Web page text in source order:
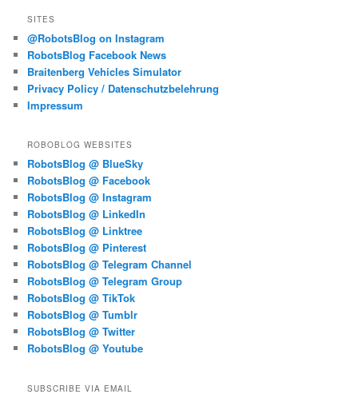
SITES
@RobotsBlog on Instagram
RobotsBlog Facebook News
Braitenberg Vehicles Simulator
Privacy Policy / Datenschutzbelehrung
Impressum
ROBOBLOG WEBSITES
RobotsBlog @ BlueSky
RobotsBlog @ Facebook
RobotsBlog @ Instagram
RobotsBlog @ LinkedIn
RobotsBlog @ Linktree
RobotsBlog @ Pinterest
RobotsBlog @ Telegram Channel
RobotsBlog @ Telegram Group
RobotsBlog @ TikTok
RobotsBlog @ Tumblr
RobotsBlog @ Twitter
RobotsBlog @ Youtube
SUBSCRIBE VIA EMAIL